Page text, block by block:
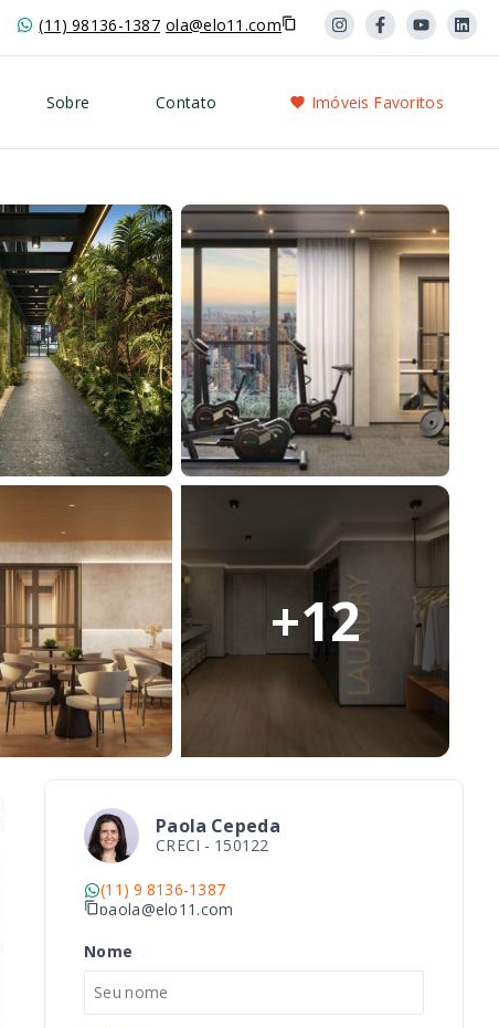
(11) 98136-1387 ola@elo11.com
Sobre Contato Imóveis Favoritos
+12
Paola Cepeda
CRECI - 150122
(11) 9 8136-1387
paola@elo11.com
Nome